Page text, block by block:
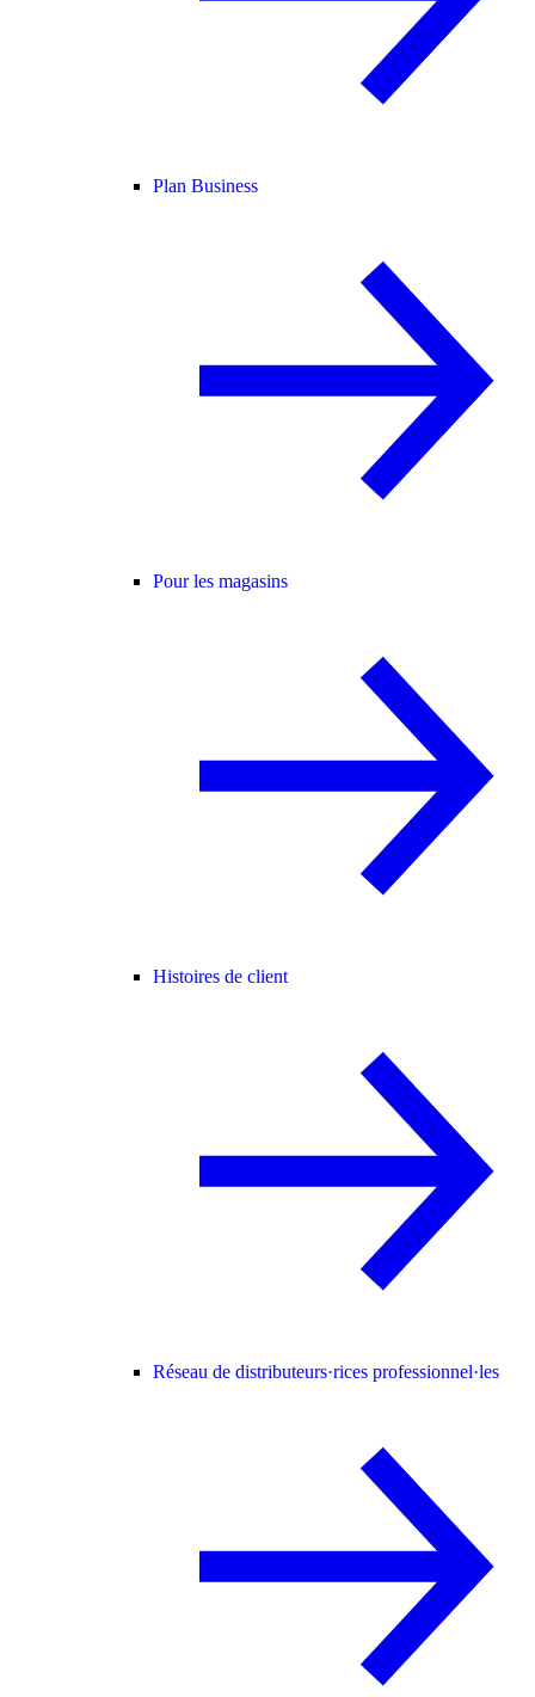
Plan Business
Pour les magasins
Histoires de client
Réseau de distributeurs·rices professionnel·les